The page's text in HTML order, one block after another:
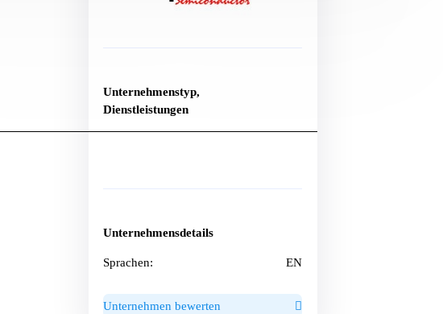
Unternehmenstyp,
Dienstleistungen
Unternehmensdetails
Sprachen: EN
Unternehmen bewerten